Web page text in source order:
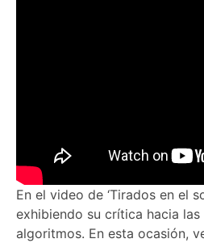
En el video de ‘Tirados en el
exhibiendo su crítica hacia
algoritmos. En esta ocasión,